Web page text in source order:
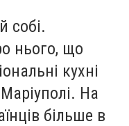
собі.
нього, що
кухні
На
більше в